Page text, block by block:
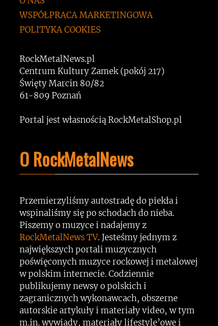
WSPÓŁPRACA MARKETINGOWA
POLITYKA COOKIES
RockMetalNews.pl
Centrum Kultury Zamek (pokój 217)
Święty Marcin 80/82
61-809 Poznań
Portal jest własnością RockMetalShop.pl
O RockMetalNews
Przemierzyliśmy autostradę do piekła i
wspinaliśmy się po schodach do nieba.
Piszemy o muzyce i nadajemy z
RockMetalNews TV. Jesteśmy jednym z
największych portali muzycznych
poświęconych muzyce rockowej i metalowej
w polskim internecie. Codziennie
publikujemy newsy o polskich i
zagranicznych wykonawcach, obszerne
autorskie artykuły i materiały video, w tym
m.in. wywiady, materiały lifestyle’owe i